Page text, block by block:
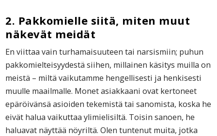
2. Pakkomielle siitä, miten muut
näkevät meidät
En viittaa vain turhamaisuuteen tai narsismiin; puhun
pakkomielteisyydestä siihen, millainen käsitys muilla on
meistä – miltä vaikutamme hengellisesti ja henkisesti
muulle maailmalle. Monet asiakkaani ovat kertoneet
epäröivänsä asioiden tekemistä tai sanomista, koska he
eivät halua vaikuttaa ylimielisiltä. Toisin sanoen, he
haluavat näyttää nöyriltä. Olen tuntenut muita, jotka